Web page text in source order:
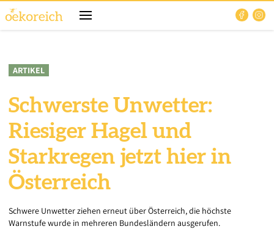
ARTIKEL
Schwerste Unwetter:
Riesiger Hagel und
Starkregen jetzt hier in
Österreich
Schwere Unwetter ziehen erneut über Österreich, die höchste
Warnstufe wurde in mehreren Bundesländern ausgerufen.